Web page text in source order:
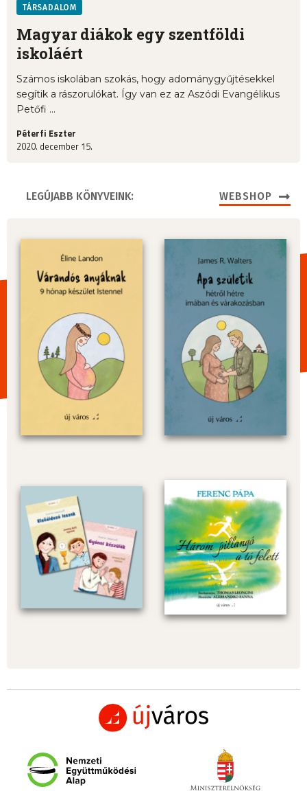
TÁRSADALOM
Magyar diákok egy szentföldi
iskoláért
Számos iskolában szokás, hogy adománygyűjtésekkel
segítik a rászorulókat. Így van ez az Aszódi Evangélikus
Petőfi ...
Péterfi Eszter
2020. december 15.
LEGÚJABB KÖNYVEINK: WEBSHOP